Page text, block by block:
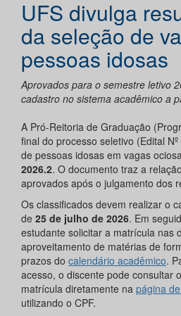
UFS divulga
da seleção de
pessoas idosas
Aprovados para o semestre letivo
cadastro no sistema acadêmico a
A Pró-Reitoria de Graduação
final do processo seletivo (Edital
de pessoas idosas em vagas
2026.2. O documento traz a
aprovados após o julgamento dos
Os classificados devem realizar o
de 25 de julho de 2026. Em
estudante solicitar a matrícula nas
aproveitamento de matérias de
prazos do calendário acadêmico.
acesso, o discente pode consultar
matrícula diretamente na página
utilizando o CPF.